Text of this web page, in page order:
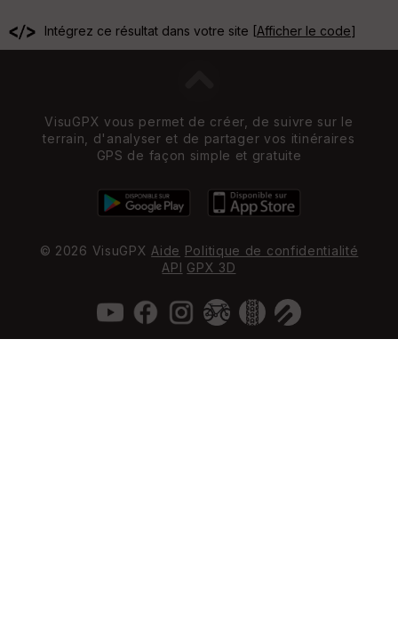
Intégrez ce résultat dans votre site [Afficher le code]
VisuGPX vous permet de créer, de suivre sur le
terrain, d'analyser et de partager vos itinéraires
GPS de façon simple et gratuite
© 2026 VisuGPX Aide Politique de confidentialité
API GPX 3D